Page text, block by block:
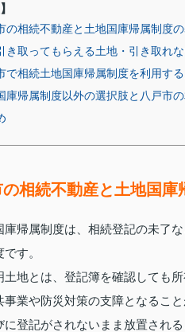
の相続不動産と土地国庫帰属制度
き取ってもらえる土地・引き取れ
で相続土地国庫帰属制度を利用す
庫帰属制度以外の選択肢と八戸市
の相続不動産と土地国庫
庫帰属制度は、相続登記の未了
す。
土地とは、登記簿を確認しても
事業や防災対策の支障となること
に登記がされないまま放置され